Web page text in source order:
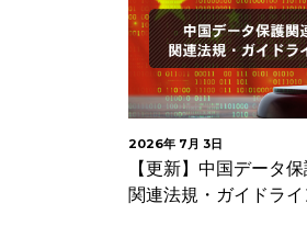
2026年 7月 3日
【更新】中国データ保護関連法令
関連法規・ガイドライン一覧